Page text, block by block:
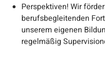
Perspektiven! Wir
berufsbegleitenden
unserem eigenen
regelmäßig